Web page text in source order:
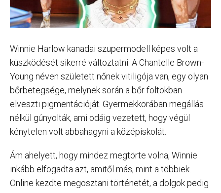
Winnie Harlow kanadai szupermodell képes volt a
küszködését sikerré változtatni. A Chantelle Brown-
Young néven született nőnek vitiligója van, egy olyan
bőrbetegsége, melynek során a bőr foltokban
elveszti pigmentációját. Gyermekkorában megállás
nélkül gúnyolták, ami odáig vezetett, hogy végül
kénytelen volt abbahagyni a középiskolát.
Ám ahelyett, hogy mindez megtörte volna, Winnie
inkább elfogadta azt, amitől más, mint a többiek.
Online kezdte megosztani történetét, a dolgok pedig